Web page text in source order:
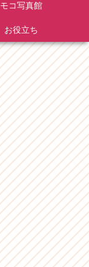
モコ写真館
お役立ち